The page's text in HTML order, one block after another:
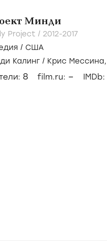
Минди
Project / 2012-2017
/ США
Калинг / Крис Мессина,
8 film.ru: – IMDb: